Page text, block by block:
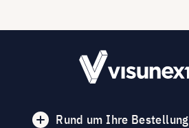
Rund um Ihre Bestellung